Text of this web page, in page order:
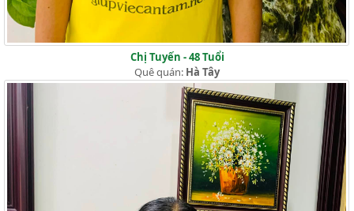
Chị Tuyến - 48 Tuổi
Quê quán: Hà Tây